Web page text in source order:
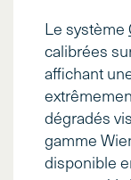
Le système
calibrées
affichant
dégradés
gamme
disponible